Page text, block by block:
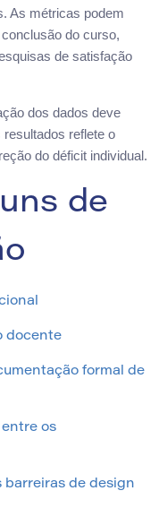
As métricas podem
do curso,
de satisfação
dos dados deve
reflete o
do déficit individual.
de
docente
formal de
os
barreiras de design